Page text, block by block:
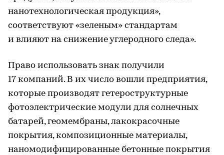
нанотехнологическая продукция»,
соответствуют «зеленым» стандартам
и влияют на снижение углеродного следа».
Право использовать знак получили
17 компаний. В их число вошли предприятия,
которые производят гетероструктурные
фотоэлектрические модули для солнечных
батарей, геомембраны, лакокрасочные
покрытия, композиционные материалы,
наномодифицированные бетонные покрытия